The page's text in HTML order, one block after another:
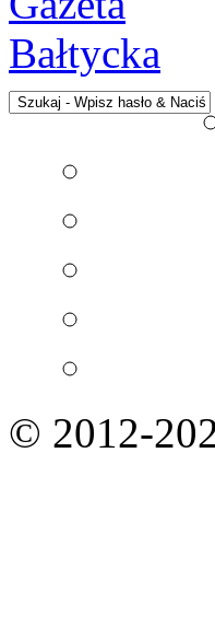
© 2012-